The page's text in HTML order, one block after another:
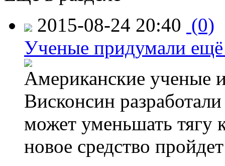
2015-08-24 20:40 (0)
Ученые придумали ещё
Американские ученые
Висконсин
может уменьшать тягу
новое средство